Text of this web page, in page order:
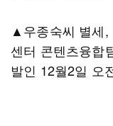
▲우종숙씨 별세,
센터 콘텐츠융합
발인 12월2일 오